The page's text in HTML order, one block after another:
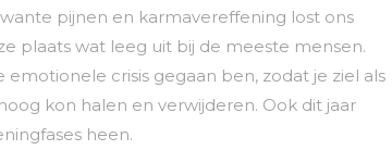
pijnen en karmavereffening lost ons
plaats wat leeg uit bij de meeste mensen.
crisis gegaan ben, zodat je ziel als
kon halen en verwijderen. Ook dit jaar
heen.